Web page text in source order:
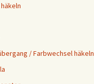
/ Farbwechsel häkeln